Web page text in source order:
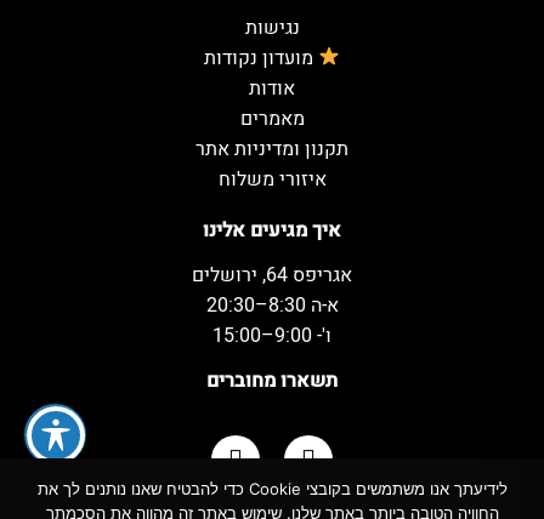
איך מגיעים אלינו
אגריפס 64, ירושלים
א-ה 8:30–20:30
ו'- 9:00–15:00
תשארו מחוברים
נגישות
מועדון נקודות
אודות
מאמרים
תקנון ומדיניות אתר
איזורי משלוח
לידיעתך אנו משתמשים בקובצי Cookie כדי להבטיח שאנו נותנים לך את
החוויה הטובה ביותר באתר שלנו. שימוש באתר זה מהווה את הסכמתך